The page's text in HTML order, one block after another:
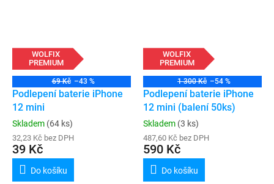
WOLFIX
PREMIUM
69 Kč –43 %
Podlepení baterie iPhone
12 mini
Skladem (64 ks)
32,23 Kč bez DPH
39 Kč
Do košíku
WOLFIX
PREMIUM
1 300 Kč –54 %
Podlepení baterie iPhone
12 mini (balení 50ks)
Skladem (3 ks)
487,60 Kč bez DPH
590 Kč
Do košíku